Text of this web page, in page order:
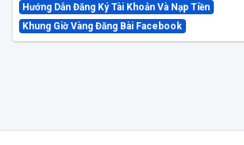
Hướng Dẫn Đăng Ký Tài Khoản Và Nạp Tiền
Khung Giờ Vàng Đăng Bài Facebook